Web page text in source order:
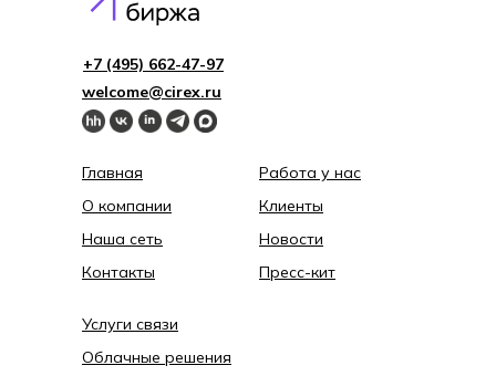
Главная
О компании
Наша сеть
Контакты
Работа у нас
Клиенты
Новости
Пресс-кит
welcome@cirex.ru
+7 (495) 662-4 7-97
Услуги связи
Облачные решения